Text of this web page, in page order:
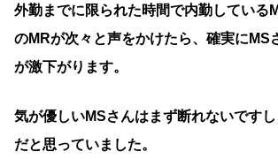
外勤までに限られた時間で内勤している
のMRが次々と声をかけたら、確実にMS
が激下がります。
気が優しいMSさんはまず断れないです
だと思っていました。